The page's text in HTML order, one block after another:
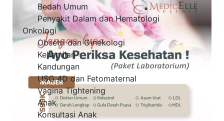
Bedah Umum
Penyakit Dalam dan Hematologi
Onkologi
Obsetri dan Ginekologi
Kehamilan
Kandungan
USG 4D dan Fetomaternal
Vagina Tightening
Anak
Konsultasi Anak